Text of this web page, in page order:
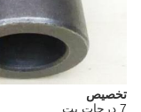
تخصيص